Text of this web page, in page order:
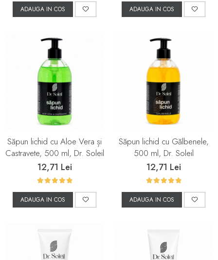
ADAUGA IN COS ADAUGA IN COS
Săpun lichid cu Aloe Vera și
Castravete, 500 ml, Dr. Soleil
12,71 Lei
ADAUGA IN COS
Săpun lichid cu Gălbenele,
500 ml, Dr. Soleil
12,71 Lei
ADAUGA IN COS